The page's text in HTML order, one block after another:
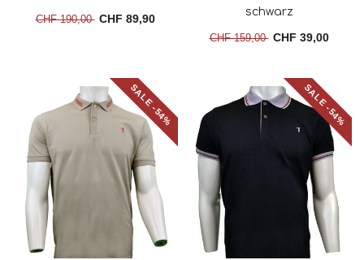
CHF 190,00 CHF 89,90
schwarz
CHF 159,00 CHF 39,00
SALE -54% SALE -54%